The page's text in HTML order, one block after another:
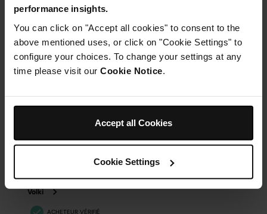
performance insights.
You can click on "Accept all cookies" to consent to the
above mentioned uses, or click on "Cookie Settings" to
configure your choices. To change your settings at any
time please visit our Cookie Notice
Accept all Cookies
Cookie Settings